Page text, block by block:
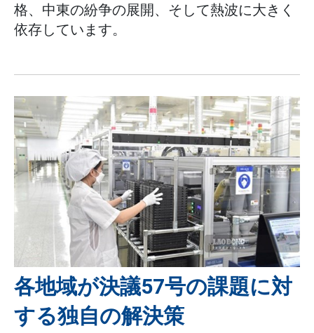
格、中東の紛争の展開、そして熱波に大きく
依存しています。
各地域が決議57号の課題に対
する独自の解決策